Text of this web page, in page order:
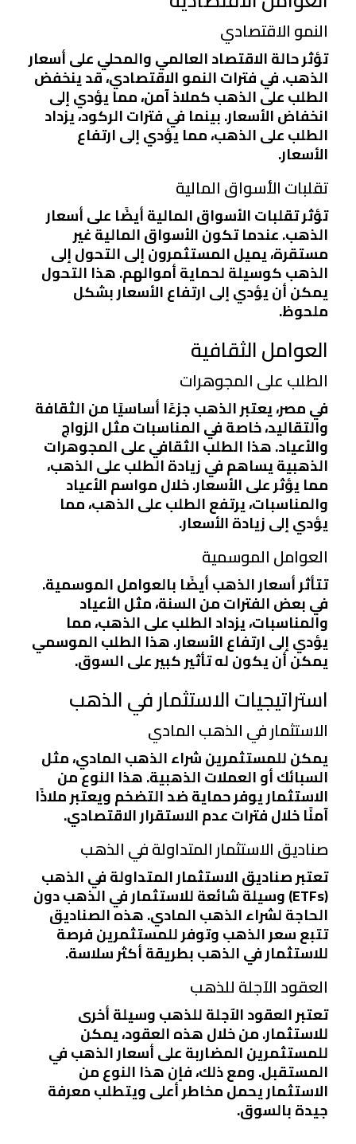
النمو الاقتصادي
تؤثر حالة الاقتصاد العالمي والمحلي على أسعار
الذهب. في فترات النمو الاقتصادي، قد ينخفض
الطلب على الذهب كملاذ آمن، مما يؤدي إلى
انخفاض الأسعار. بينما في فترات الركود، يزداد
الطلب على الذهب، مما يؤدي إلى ارتفاع
الأسعار.
تقلبات الأسواق المالية
تؤثر تقلبات الأسواق المالية أيضًا على أسعار
الذهب. عندما تكون الأسواق المالية غير
مستقرة، يميل المستثمرون إلى التحول إلى
الذهب كوسيلة لحماية أموالهم. هذا التحول
يمكن أن يؤدي إلى ارتفاع الأسعار بشكل
ملحوظ.
العوامل الثقافية
الطلب على المجوهرات
في مصر، يعتبر الذهب جزءًا أساسيًا من الثقافة
والتقاليد، خاصة في المناسبات مثل الزواج
والأعياد. هذا الطلب الثقافي على المجوهرات
الذهبية يساهم في زيادة الطلب على الذهب،
مما يؤثر على الأسعار. خلال مواسم الأعياد
والمناسبات، يرتفع الطلب على الذهب، مما
يؤدي إلى زيادة الأسعار.
العوامل الموسمية
تتأثر أسعار الذهب أيضًا بالعوامل الموسمية.
في بعض الفترات من السنة، مثل الأعياد
والمناسبات، يزداد الطلب على الذهب، مما
يؤدي إلى ارتفاع الأسعار. هذا الطلب الموسمي
يمكن أن يكون له تأثير كبير على السوق.
استراتيجيات الاستثمار في الذهب
الاستثمار في الذهب المادي
يمكن للمستثمرين شراء الذهب المادي، مثل
السبائك أو العملات الذهبية. هذا النوع من
الاستثمار يوفر حماية ضد التضخم ويعتبر ملاذًا
آمنًا خلال فترات عدم الاستقرار الاقتصادي.
صناديق الاستثمار المتداولة في الذهب
تعتبر صناديق الاستثمار المتداولة في الذهب
(ETFs) وسيلة شائعة للاستثمار في الذهب دون
الحاجة لشراء الذهب المادي. هذه الصناديق
تتبع سعر الذهب وتوفر للمستثمرين فرصة
للاستثمار في الذهب بطريقة أكثر سلاسة.
العقود الآجلة للذهب
تعتبر العقود الآجلة للذهب وسيلة أخرى
للاستثمار. من خلال هذه العقود، يمكن
للمستثمرين المضاربة على أسعار الذهب في
المستقبل. ومع ذلك، فإن هذا النوع من
الاستثمار يحمل مخاطر أعلى ويتطلب معرفة
جيدة بالسوق.